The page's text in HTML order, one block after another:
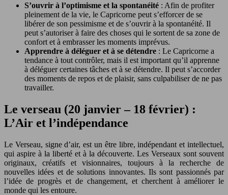
S’ouvrir à l’optimisme et la spontanéité : Afin de profiter
pleinement de la vie, le Capricorne peut s’efforcer de se
libérer de son pessimisme et de s’ouvrir à la spontanéité. Il
peut s’autoriser à faire des choses qui le sortent de sa zone de
confort et à embrasser les moments imprévus.
Apprendre à déléguer et à se détendre : Le Capricorne a
tendance à tout contrôler, mais il est important qu’il apprenne
à déléguer certaines tâches et à se détendre. Il peut s’accorder
des moments de repos et de plaisir, sans culpabiliser de ne pas
travailler.
Le verseau (20 janvier – 18 février) :
L’Air et l’indépendance
Le Verseau, signe d’air, est un être libre, indépendant et intellectuel,
qui aspire à la liberté et à la découverte. Les Verseaux sont souvent
originaux, créatifs et visionnaires, toujours à la recherche de
nouvelles idées et de solutions innovantes. Ils sont passionnés par
l’idée de progrès et de changement, et cherchent à améliorer le
monde qui les entoure.